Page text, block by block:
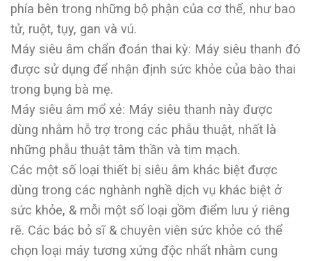
phía bên trong những bộ phận của cơ thể, như bao
tử, ruột, tụy, gan và vú.
Máy siêu âm chẩn đoán thai kỳ: Máy siêu thanh đó
được sử dụng để nhận định sức khỏe của bào thai
trong bụng bà mẹ.
Máy siêu âm mổ xẻ: Máy siêu thanh này được
dùng nhằm hỗ trợ trong các phẫu thuật, nhất là
những phẫu thuật tâm thần và tim mạch.
Các một số loại thiết bị siêu âm khác biệt được
dùng trong các nghành nghề dịch vụ khác biệt ở
sức khỏe, & mỗi một số loại gồm điểm lưu ý riêng
rẽ. Các bác bỏ sĩ & chuyên viên sức khỏe có thể
chọn loại máy tương xứng độc nhất nhằm cung